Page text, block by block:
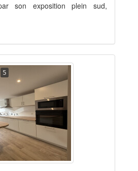
son exposition plein sud,
5